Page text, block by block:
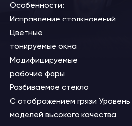
Особенности:
Исправление столкновений .
Цветные
тонируемые окна
Модифицируемые
рабочие фары
Разбиваемое стекло
С отображением грязи
моделей высокого качества